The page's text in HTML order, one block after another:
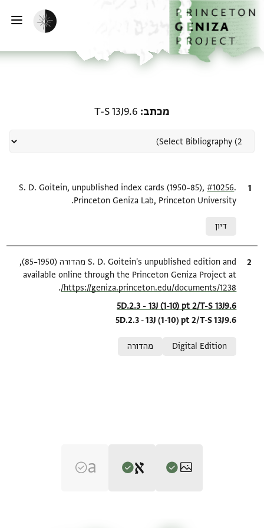
לתוכןהבית
הפעלת מצב כהה
מכתב T-S 13J9.6
ציטוט S. D. Goitein, unpublished index cards (1950–85),#10256
Princeton Geniza Lab, Princeton University.
דיון
ציטוט
S. D. Goitein's unpublished edition and מהדורה (1950–85),
available online through the Princeton Geniza Project at
https://geniza.princeton.edu/documents/1238/
.
Location in source
5D.2.3 - 13J (1-10) pt 2/T-S 13J9.6
5D.2.3 - 13J (1-10) pt 2/T-S 13J9.6
Digital Edition
מהדורה